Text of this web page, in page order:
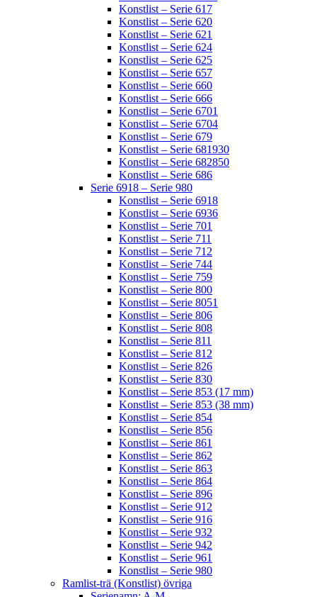
Konstlist – Serie 617
Konstlist – Serie 620
Konstlist – Serie 621
Konstlist – Serie 624
Konstlist – Serie 625
Konstlist – Serie 657
Konstlist – Serie 660
Konstlist – Serie 666
Konstlist – Serie 6701
Konstlist – Serie 6704
Konstlist – Serie 679
Konstlist – Serie 681930
Konstlist – Serie 682850
Konstlist – Serie 686
Serie 6918 – Serie 980
Konstlist – Serie 6918
Konstlist – Serie 6936
Konstlist – Serie 701
Konstlist – Serie 711
Konstlist – Serie 712
Konstlist – Serie 744
Konstlist – Serie 759
Konstlist – Serie 800
Konstlist – Serie 8051
Konstlist – Serie 806
Konstlist – Serie 808
Konstlist – Serie 811
Konstlist – Serie 812
Konstlist – Serie 826
Konstlist – Serie 830
Konstlist – Serie 853 (17 mm)
Konstlist – Serie 853 (38 mm)
Konstlist – Serie 854
Konstlist – Serie 856
Konstlist – Serie 861
Konstlist – Serie 862
Konstlist – Serie 863
Konstlist – Serie 864
Konstlist – Serie 896
Konstlist – Serie 912
Konstlist – Serie 916
Konstlist – Serie 932
Konstlist – Serie 942
Konstlist – Serie 961
Konstlist – Serie 980
Ramlist-trä (Konstlist) övriga